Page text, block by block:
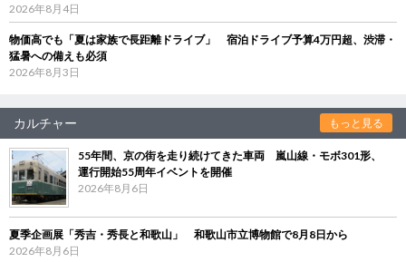
2026年8月4日
物価高でも「夏は家族で長距離ドライブ」 宿泊ドライブ予算4万円超、渋滞・
猛暑への備えも必須
2026年8月3日
カルチャー もっと見る
55年間、京の街を走り続けてきた車両 嵐山線・モボ301形、
運行開始55周年イベントを開催
2026年8月6日
夏季企画展「秀吉・秀長と和歌山」 和歌山市立博物館で8月8日から
2026年8月6日